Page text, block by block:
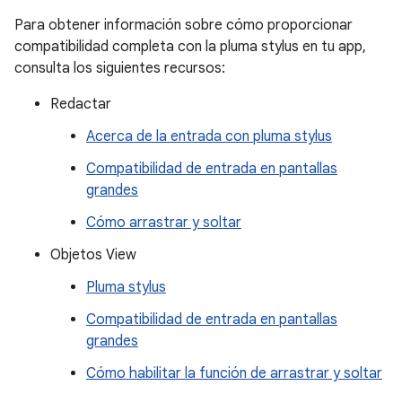
Para obtener información sobre cómo proporcionar
compatibilidad completa con la pluma stylus en tu app,
consulta los siguientes recursos:
Redactar
Acerca de la entrada con pluma stylus
Compatibilidad de entrada en pantallas
grandes
Cómo arrastrar y soltar
Objetos View
Pluma stylus
Compatibilidad de entrada en pantallas
grandes
Cómo habilitar la función de arrastrar y soltar